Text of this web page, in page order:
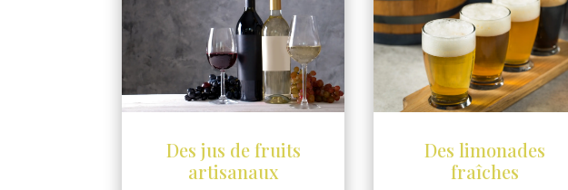
Des jus de fruits
artisanaux
Des limonades
fraîches